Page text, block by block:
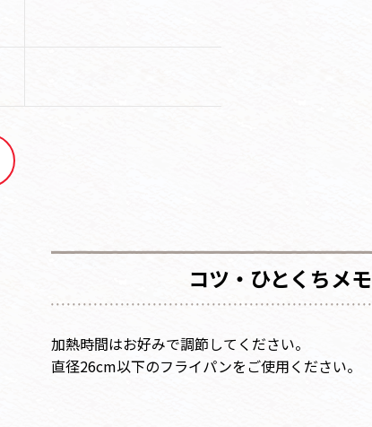
コツ・ひとくちメモ
加熱時間はお好みで調節してください。
直径26cm以下のフライパンをご使用ください。